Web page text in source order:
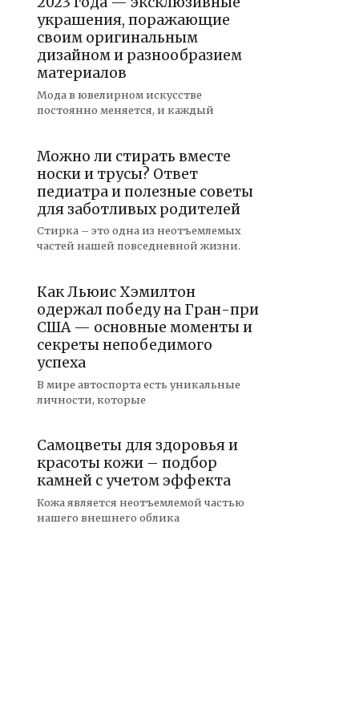
украшения, поражающие
своим оригинальным
дизайном и разнообразием
материалов
Мода в ювелирном искусстве
постоянно меняется, и каждый
Можно ли стирать вместе
носки и трусы? Ответ
педиатра и полезные советы
для заботливых родителей
Стирка – это одна из неотъемлемых
частей нашей повседневной жизни.
Как Льюис Хэмилтон
одержал победу на Гран-при
США — основные моменты и
секреты непобедимого
успеха
В мире автоспорта есть уникальные
личности, которые
Самоцветы для здоровья и
красоты кожи – подбор
камней с учетом эффекта
Кожа является неотъемлемой частью
нашего внешнего облика